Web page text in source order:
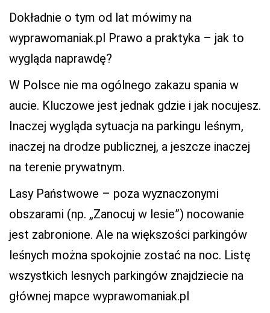
Dokładnie o tym od lat mówimy na
wyprawomaniak.pl Prawo a praktyka – jak to
wygląda naprawdę?
W Polsce nie ma ogólnego zakazu spania w
aucie. Kluczowe jest jednak gdzie i jak nocujesz.
Inaczej wygląda sytuacja na parkingu leśnym,
inaczej na drodze publicznej, a jeszcze inaczej
na terenie prywatnym.
Lasy Państwowe – poza wyznaczonymi
obszarami (np. „Zanocuj w lesie”) nocowanie
jest zabronione. Ale na większości parkingów
leśnych można spokojnie zostać na noc. Listę
wszystkich lesnych parkingów znajdziecie na
głównej mapce wyprawomaniak.pl